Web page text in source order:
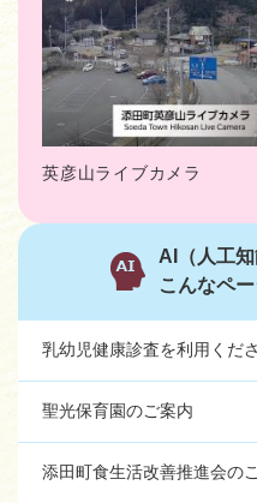
英彦山ライブカメラ
AI（人工
こんなペ
乳幼児健康診査を利用くだ
聖光保育園のご案内
添田町食生活改善推進会の